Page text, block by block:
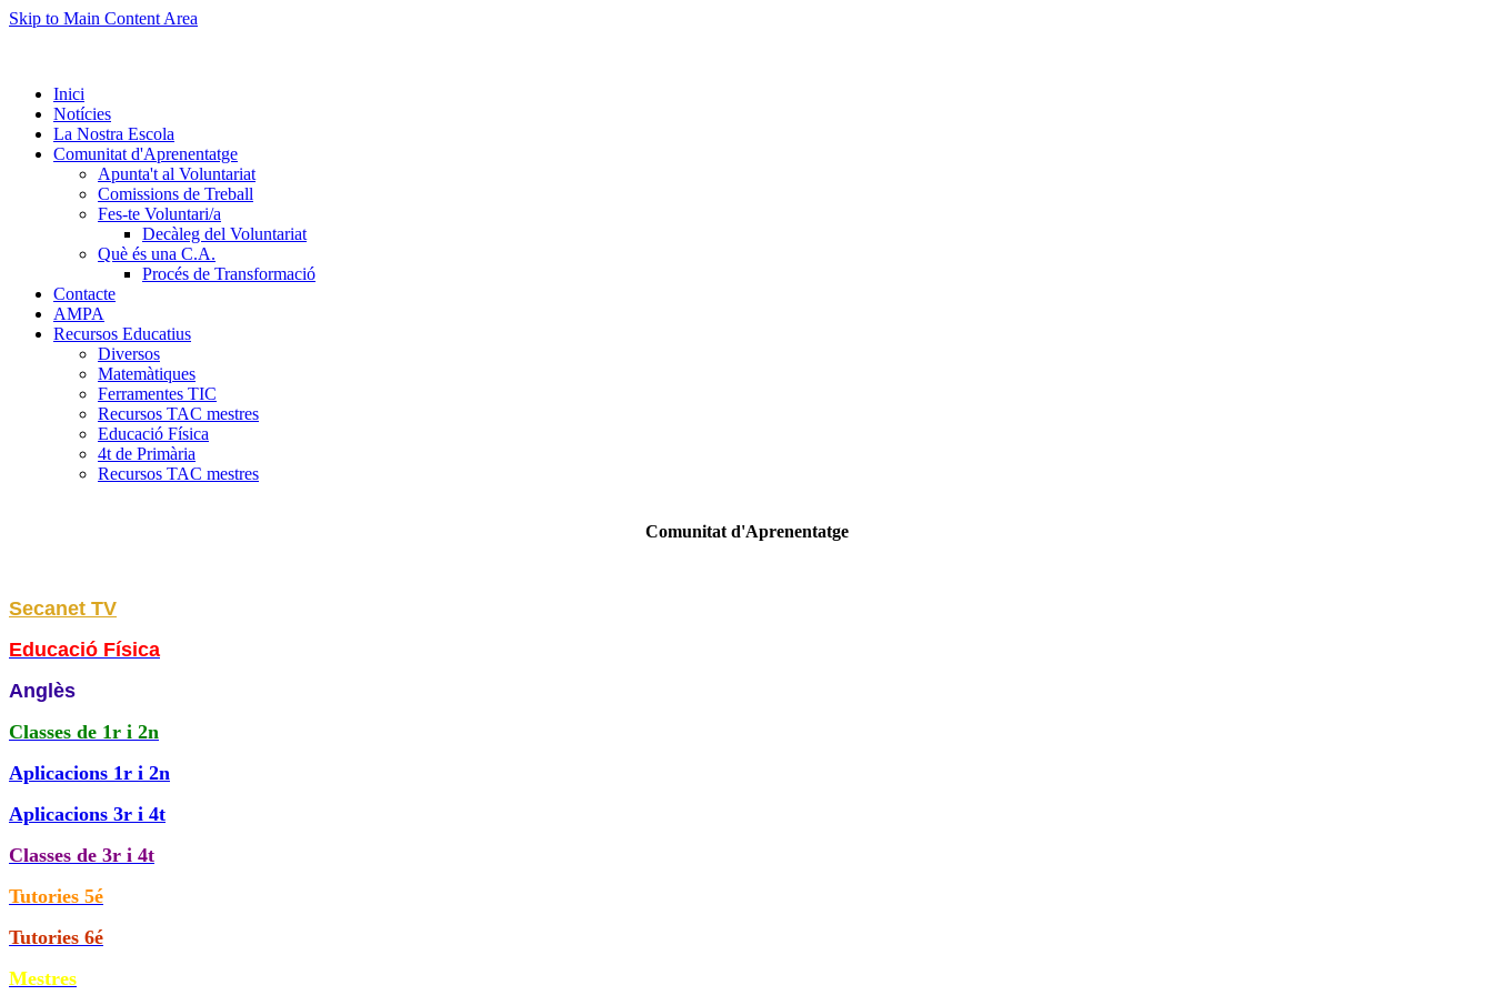
Skip to Main Content Area
Inici
Notícies
La Nostra Escola
Comunitat d'Aprenentatge
Apunta't al Voluntariat
Comissions de Treball
Fes-te Voluntari/a
Decàleg del Voluntariat
Què és una C.A.
Procés de Transformació
Contacte
AMPA
Recursos Educatius
Diversos
Matemàtiques
Ferramentes TIC
Recursos TAC mestres
Educació Física
4t de Primària
Recursos TAC mestres
Comunitat d'Aprenentatge
Secanet TV
Educació Física
Anglès
Classes de 1r i 2n
Aplicacions 1r i 2n
Aplicacions 3r i 4t
Classes de 3r i 4t
Tutories 5é
Tutories 6é
Mestres